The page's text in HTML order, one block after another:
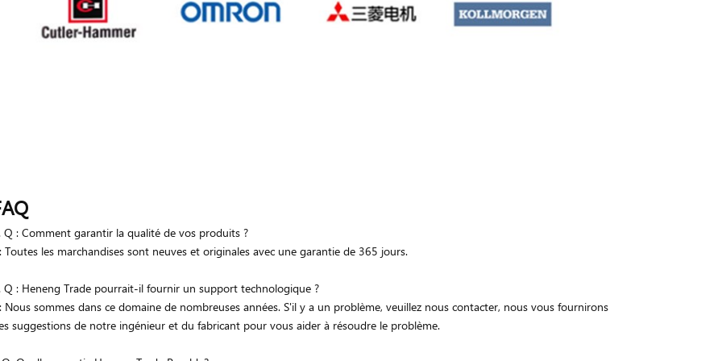
Q : Comment garantir la qualité de vos produits ?
Toutes les marchandises sont neuves et originales avec une garantie de 365 jours.
Q : Heneng Trade pourrait-il fournir un support technologique ?
Nous sommes dans ce domaine de nombreuses années. S'il y a un problème, veuillez nous contacter, nous vous fournirons
suggestions de notre ingénieur et du fabricant pour vous aider à résoudre le problème.